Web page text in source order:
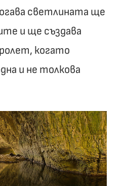
светлината ще
и ще създава
когато
и не толкова